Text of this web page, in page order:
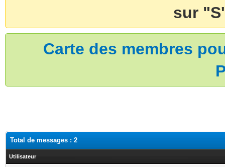
sur
Carte des membres
Total de messages : 2
Utilisateur